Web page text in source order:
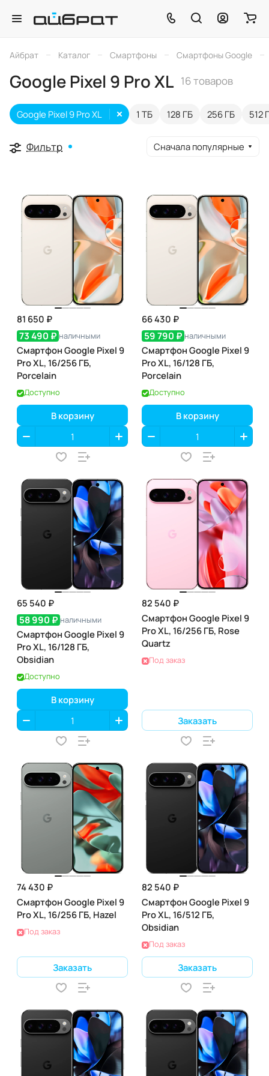
Айбрат – Каталог – Смартфоны – Смартфоны Google –
Google Pixel 9 Pro XL 16 товаров
1 ТБ 128 ГБ 256 ГБ 512
Google Pixel 9 Pro XL
Фильтр Сначала популярные
81 650 ₽
73 490 ₽ наличными
Смартфон Google Pixel 9
Pro XL, 16/256 ГБ,
Porcelain
Доступно
В корзину
66 430 ₽
59 790 ₽ наличными
Смартфон Google Pixel 9
Pro XL, 16/128 ГБ,
Porcelain
Доступно
В корзину
65 540 ₽
58 990 ₽ наличными
Смартфон Google Pixel 9
Pro XL, 16/128 ГБ,
Obsidian
Доступно
В корзину
82 540 ₽
Смартфон Google Pixel 9
Pro XL, 16/256 ГБ, Rose
Quartz
Под заказ
Заказать
74 430 ₽
Смартфон Google Pixel 9
Pro XL, 16/256 ГБ, Hazel
Под заказ
Заказать
82 540 ₽
Смартфон Google Pixel 9
Pro XL, 16/512 ГБ,
Obsidian
Под заказ
Заказать